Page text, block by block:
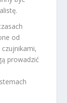
od
prowadzić